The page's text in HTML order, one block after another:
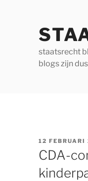
staatsrecht
blogs zijn
GEPLAATST
OP
12 FEBRUARI
CDA-